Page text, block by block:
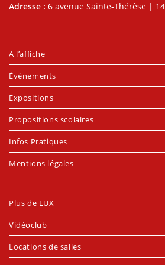
Adresse : 6 avenue Sainte-Thérèse |
A l’affiche
Évènements
Expositions
Propositions scolaires
Infos Pratiques
Mentions légales
Plus de LUX
Vidéoclub
Locations de salles